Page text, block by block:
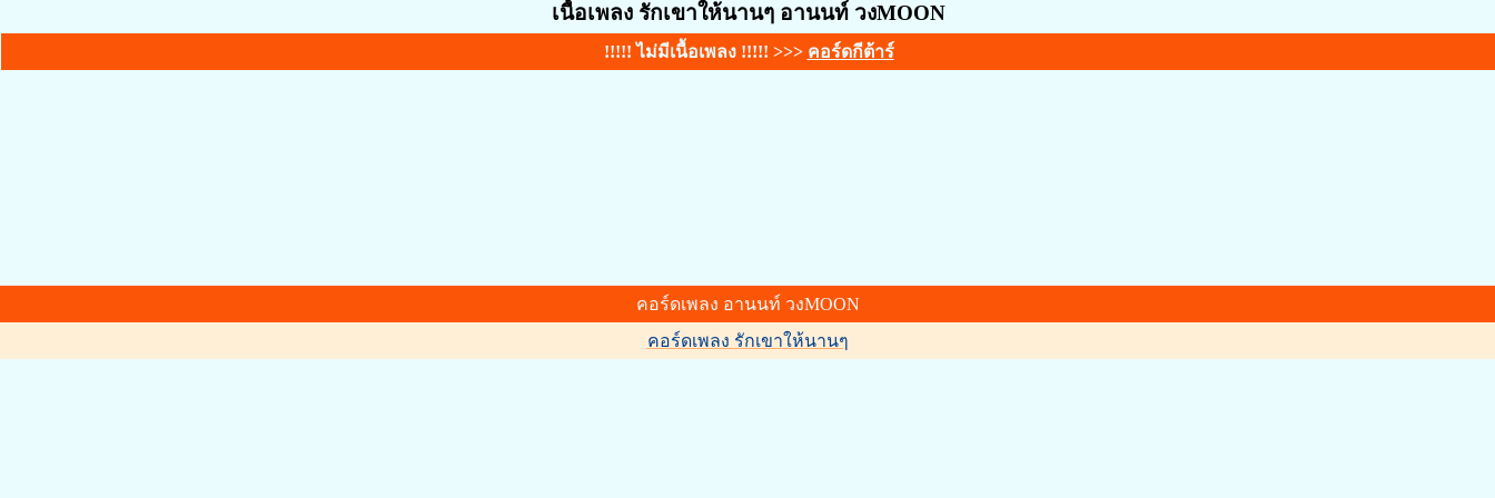
เนื้อเพลง รักเขาให้นานๆ อานนท์ วงMOON
!!!!! ไม่มีเนื้อเพลง !!!!! >>> คอร์ดกีต้าร์
คอร์ดเพลง อานนท์ วงMOON
คอร์ดเพลง รักเขาให้นานๆ